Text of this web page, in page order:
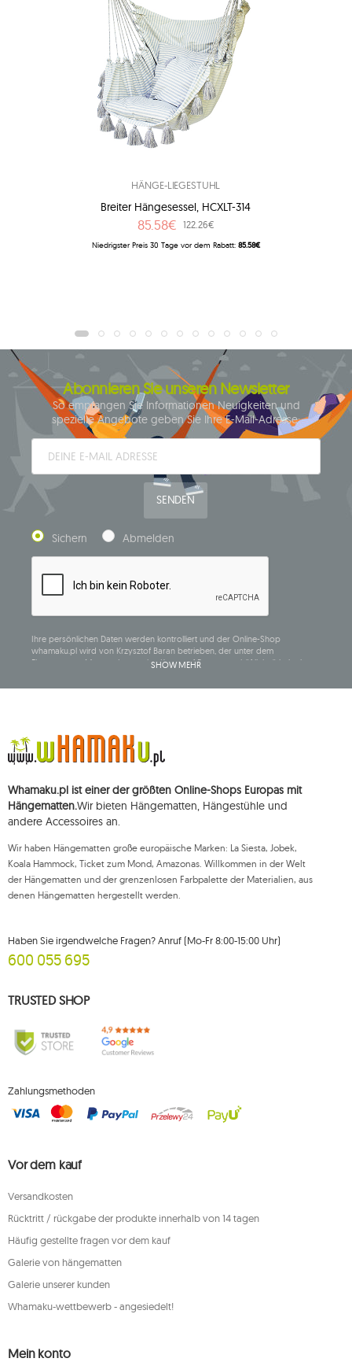
HÄNGE-LIEGESTUHL
Breiter Hängesessel, HCXLT-314
85.58€ 122.26€
Niedrigster Preis 30 Tage vor dem Rabatt: 85.58€
Abonnieren Sie unseren Newsletter
So empfangen Sie Informationen Neuigkeiten und
spezielle Angebote geben Sie Ihre E-Mail-Adresse:
SENDEN
Sichern Abmelden
Ihre persönlichen Daten werden kontrolliert und der Online-Shop
whamaku.pl wird von Krzysztof Baran betrieben, der unter dem
Firmennamen Mouton Interactive Krzysztof Baran geschäftlich tätig ist, in
verarbeitet und bis zu Ihrer Abmeldung gespeichert.
Sie haben das Recht, auf die Verarbeitung Ihrer personenbezogenen Daten
zuzugreifen, diese zu korrigieren, zu löschen, deren Verarbeitung zu
einer zuständigen Aufsichtsbehörde eine Beschwerde über die
Verarbeitung dieser Daten einzureichen und zu erheben Ihre Einwilligung
zur Verarbeitung Ihrer personenbezogenen Daten kann jederzeit
widerrufen werden, wobei ein solcher Widerruf die Rechtmäßigkeit der
genannten Rechte auszuüben, wenden Sie sich bitte per E-Mail oder per
Brief an die registrierte Adresse an die Kundendienstabteilung von Mouton
Interactive.
Weitere Informationen finden Sie unter:
SHOW MEHR
Whamaku.pl ist einer der größten Online-Shops Europas mit
Hängematten.Wir bieten Hängematten, Hängestühle und
andere Accessoires an.
Wir haben Hängematten große europäische Marken: La Siesta, Jobek,
Koala Hammock, Ticket zum Mond, Amazonas. Willkommen in der Welt
der Hängematten und der grenzenlosen Farbpalette der Materialien, aus
denen Hängematten hergestellt werden.
Haben Sie irgendwelche Fragen? Anruf (Mo-Fr 8:00-15:00 Uhr)
600 055 695
TRUSTED SHOP
Zahlungsmethoden
Vor dem kauf
Versandkosten
Rücktritt / rückgabe der produkte innerhalb von 14 tagen
Häufig gestellte fragen vor dem kauf
Galerie von hängematten
Galerie unserer kunden
Whamaku-wettbewerb - angesiedelt!
Mein konto